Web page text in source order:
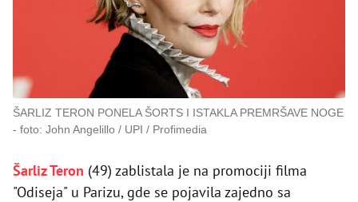
ŠARLIZ TERON PONELA ŠORTS I ISTAKLA PREMRŠAVE NOGE
foto: John Angelillo / UPI / Profimedia
Šarliz Teron (49) zablistala je na promociji filma
"Odiseja" u Parizu, gde se pojavila zajedno sa